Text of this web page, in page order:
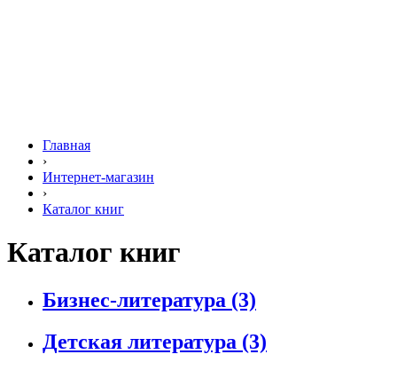
Главная
›
Интернет-магазин
›
Каталог книг
Каталог книг
Бизнес-литература (3)
Детская литература (3)